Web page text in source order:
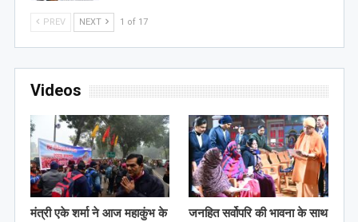
PREV NEXT 1 of 17
Videos
मंत्री एके शर्मा ने आज महाकुंभ के
जनहित सर्वोपरि की भावना के साथ